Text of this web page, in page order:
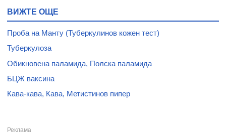
ВИЖТЕ ОЩЕ
Проба на Манту (Туберкулинов кожен тест)
Туберкулоза
Обикновена паламида, Полска паламида
БЦЖ ваксина
Кава-кава, Кава, Метистинов пипер